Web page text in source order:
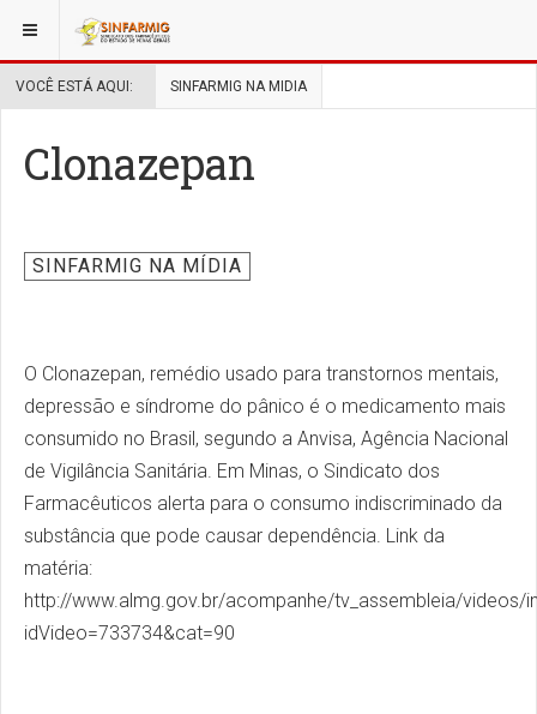
VOCÊ ESTÁ AQUI: SINFARMIG NA MIDIA
Clonazepan
SINFARMIG NA MÍDIA
O Clonazepan, remédio usado para transtornos mentais,
depressão e síndrome do pânico é o medicamento mais
consumido no Brasil, segundo a Anvisa, Agência Nacional
de Vigilância Sanitária. Em Minas, o Sindicato dos
Farmacêuticos alerta para o consumo indiscriminado da
substância que pode causar dependência. Link da
matéria:
http://www.almg.gov.br/acompanhe/tv_assembleia/videos/
idVideo=733734&cat=90